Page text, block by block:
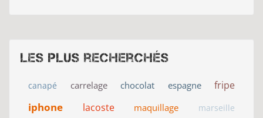
Les plus recherchés
canapé carrelage chocolat espagne fripe
iphone lacoste maquillage marseille